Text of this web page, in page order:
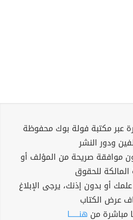
عبر مكتبة فولة بوك محفوظة
ودور النشر
موافقة صريحة من المؤلف أو
للحقوق
أو بدون إذنك، يرجى الإبلاغ
عرض الكتاب
مباشرة من هنــــــا